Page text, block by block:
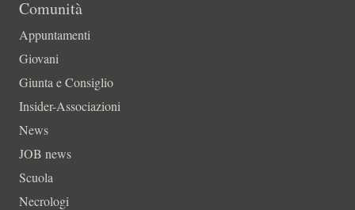
Comunità
Appuntamenti
Giovani
Giunta e Consiglio
Insider-Associazioni
News
JOB news
Scuola
Necrologi